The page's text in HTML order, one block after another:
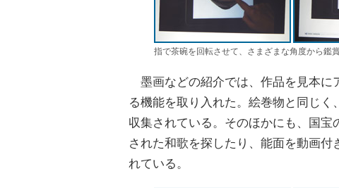
指で茶碗を回転させて、さまざまな角度から鑑
墨画などの紹介では、作品を見本に
る機能を取り入れた。絵巻物と同じ
収集されている。そのほかにも、国
された和歌を探したり、能面を動画
れている。